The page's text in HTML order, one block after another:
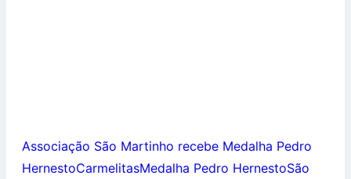
Associação São Martinho recebe Medalha Pedro
HernestoCarmelitasMedalha Pedro HernestoSão